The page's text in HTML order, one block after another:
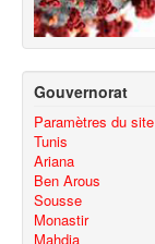
Gouvernorat
Paramètres du site
Tunis
Ariana
Ben Arous
Sousse
Monastir
Mahdia